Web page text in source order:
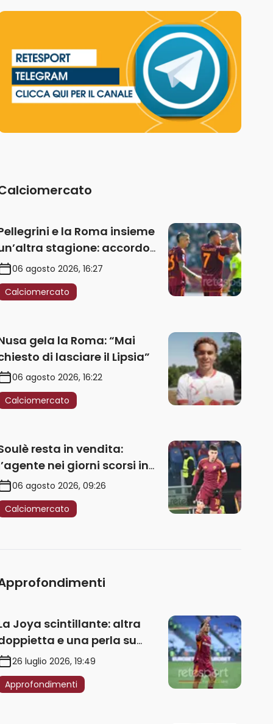
e la Roma insieme
stagione: accordo
rinnovo annuale
06 agosto 2026, 16:27
Calciomercato
gela la Roma: “Mai
di lasciare il Lipsia”
06 agosto 2026, 16:22
Calciomercato
resta in vendita:
nei giorni scorsi in
06 agosto 2026, 09:26
Calciomercato
Joya scintillante: altra
e una perla su
– VIDEO
26 luglio 2026, 19:49
Approfondimenti